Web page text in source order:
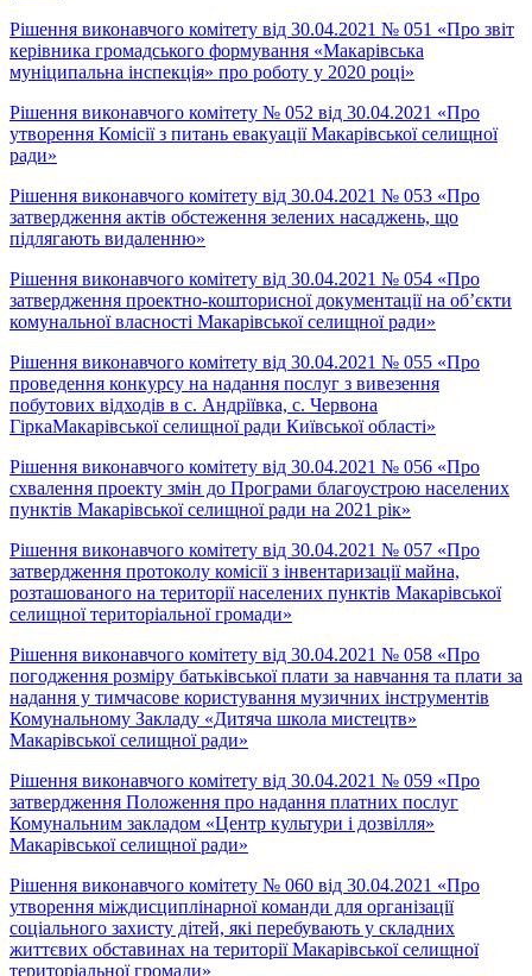
Рішення виконавчого комітету від 30.04.2021 № 051 «Про звіт
керівника громадського формування «Макарівська
муніципальна інспекція» про роботу у 2020 році»
Рішення виконавчого комітету № 052 від 30.04.2021 «Про
утворення Комісії з питань евакуації Макарівської селищної
ради»
Рішення виконавчого комітету від 30.04.2021 № 053 «Про
затвердження актів обстеження зелених насаджень, що
підлягають видаленню»
Рішення виконавчого комітету від 30.04.2021 № 054 «Про
затвердження проектно-кошторисної документації на об’єкти
комунальної власності Макарівської селищної ради»
Рішення виконавчого комітету від 30.04.2021 № 055 «Про
проведення конкурсу на надання послуг з вивезення
побутових відходів в с. Андріївка, с. Червона
ГіркаМакарівської селищної ради Київської області»
Рішення виконавчого комітету від 30.04.2021 № 056 «Про
схвалення проекту змін до Програми благоустрою населених
пунктів Макарівської селищної ради на 2021 рік»
Рішення виконавчого комітету від 30.04.2021 № 057 «Про
затвердження протоколу комісії з інвентаризації майна,
розташованого на території населених пунктів Макарівської
селищної територіальної громади»
Рішення виконавчого комітету від 30.04.2021 № 058 «Про
погодження розміру батьківської плати за навчання та плати за
надання у тимчасове користування музичних інструментів
Комунальному Закладу «Дитяча школа мистецтв»
Макарівської селищної ради»
Рішення виконавчого комітету від 30.04.2021 № 059 «Про
затвердження Положення про надання платних послуг
Комунальним закладом «Центр культури і дозвілля»
Макарівської селищної ради»
Рішення виконавчого комітету № 060 від 30.04.2021 «Про
утворення міждисциплінарної команди для організації
соціального захисту дітей, які перебувають у складних
життєвих обставинах на території Макарівської селищної
територіальної громади»